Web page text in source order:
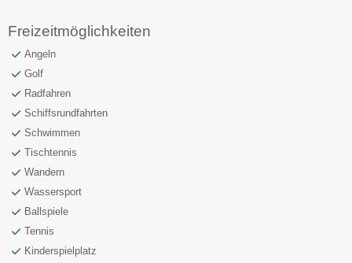
Freizeitmöglichkeiten
Angeln
Golf
Radfahren
Schiffsrundfahrten
Schwimmen
Tischtennis
Wandern
Wassersport
Ballspiele
Tennis
Kinderspielplatz